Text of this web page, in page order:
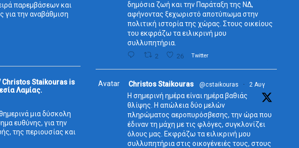
παρεμβάσεων και
την αναβάθμιση
Christos Staikouras is
Λαμίας.
μια δύσκολη
ευθύνης, για την
της περιουσίας και
δημόσια ζωή και την Παράταξη της ΝΔ,
αφήνοντας ξεχωριστό αποτύπωμα στην
πολιτική ιστορία της χώρας. Στους οικείους
του εκφράζω τα ειλικρινή μου
συλλυπητήρια.
2 26 Twitter
Avatar Christos Staikouras @cstaikouras · 2 Αυγ
Η σημερινή ημέρα είναι ημέρα βαθιάς
θλίψης. Η απώλεια δύο μελών
πληρώματος αεροπυρόσβεσης, την ώρα που
έδιναν τη μάχη με τις φλόγες, συγκλονίζει
όλους μας. Εκφράζω τα ειλικρινή μου
συλλυπητήρια στις οικογένειές τους, στους